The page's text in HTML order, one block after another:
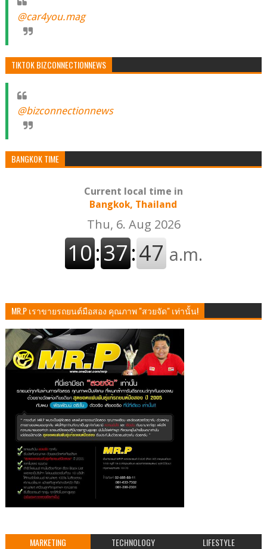
@car4you.mag
TIKTOK BIZCONNECTIONNEWS
@bizconnectionnews
BANGKOK TIME
Current local time in
Bangkok, Thailand
MR.P เราขายรถยนต์มือสอง คุณภาพ "สวยจัด" เท่านั้น!
MARKETING TECHNOLOGY LIFESTYLE